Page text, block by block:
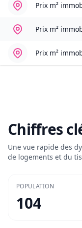
Prix m²
Prix m²
Prix m²
Chiffres
Une vue rapide des
de logements et du
POPULATION
104